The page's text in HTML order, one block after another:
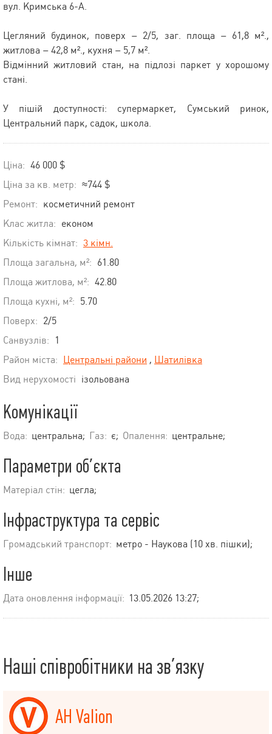
вул. Кримська 6-А.
Цегляний будинок, поверх – 2/5, заг. площа – 61,8 м².,
житлова – 42,8 м²., кухня – 5,7 м².
Відмінний житловий стан, на підлозі паркет у хорошому
стані.
У пішій доступності: супермаркет, Сумський ринок,
Центральний парк, садок, школа.
Ціна: 46 000 $
Ціна за кв. метр: ≈744 $
Ремонт: косметичний ремонт
Клас житла: економ
Кількість кімнат: 3 кімн.
Площа загальна, м²: 61.80
Площа житлова, м²: 42.80
Площа кухні, м²: 5.70
Поверх: 2/5
Санвузлів:
1
Район міста: Центральні райони , Шатилівка
Вид нерухомості ізольована
Комунікації
Вода: центральна; Газ: є; Опалення: центральне;
Параметри об’єкта
Матеріал стін: цегла;
Інфраструктура та сервіс
Громадський транспорт: метро - Наукова (10 хв. пішки);
Інше
Дата оновлення інформації: 13.05.2026 13:27;
Наші співробітники на зв’язку
АН Valion